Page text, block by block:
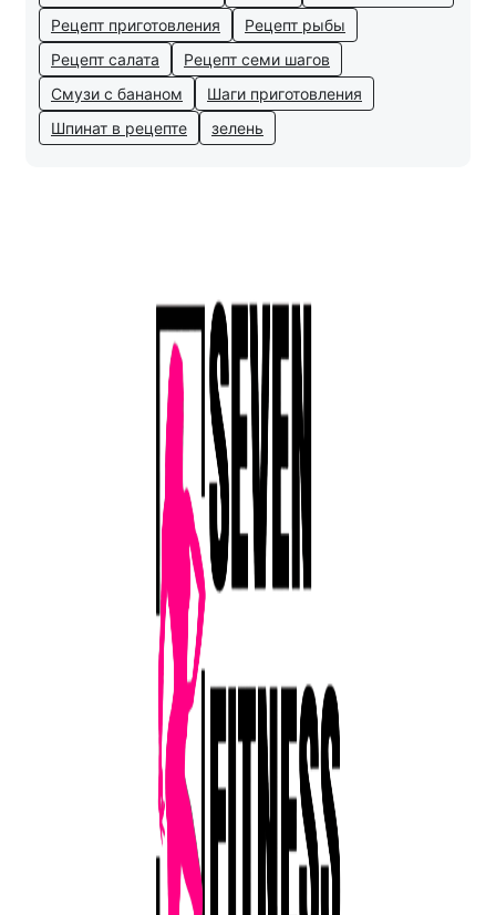
Рецепт приготовления
Рецепт рыбы
Рецепт салата
Рецепт семи шагов
Смузи с бананом
Шаги приготовления
Шпинат в рецепте
зелень